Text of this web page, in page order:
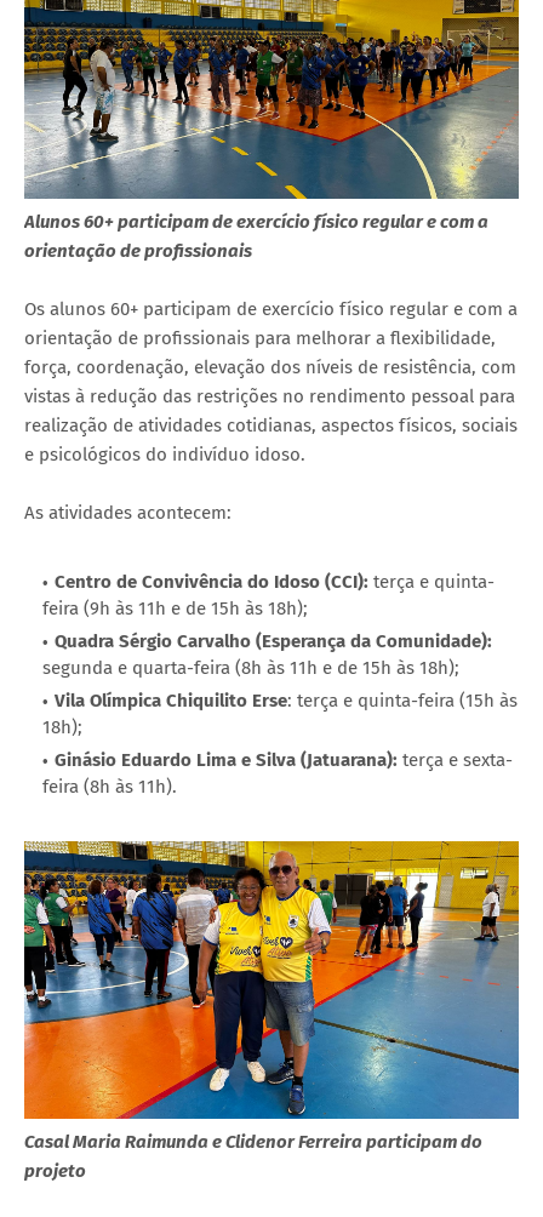
Alunos 60+ participam de exercício físico regular e com a
orientação de profissionais
Os alunos 60+ participam de exercício físico regular e com a
orientação de profissionais para melhorar a flexibilidade,
força, coordenação, elevação dos níveis de resistência, com
vistas à redução das restrições no rendimento pessoal para
realização de atividades cotidianas, aspectos físicos, sociais
e psicológicos do indivíduo idoso.
As atividades acontecem:
Centro de Convivência do Idoso (CCI): terça e quinta-
feira (9h às 11h e de 15h às 18h);
Quadra Sérgio Carvalho (Esperança da Comunidade):
segunda e quarta-feira (8h às 11h e de 15h às 18h);
Vila Olímpica Chiquilito Erse: terça e quinta-feira (15h às
18h);
Ginásio Eduardo Lima e Silva (Jatuarana): terça e sexta-
feira (8h às 11h).
Casal Maria Raimunda e Clidenor Ferreira participam do
projeto